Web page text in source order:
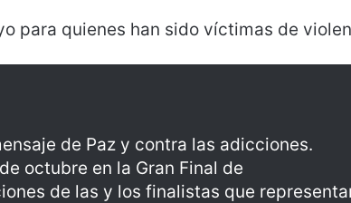
para quienes han sido víctimas de
de Paz y contra las adicciones.
octubre en la Gran Final de
de las y los finalistas que